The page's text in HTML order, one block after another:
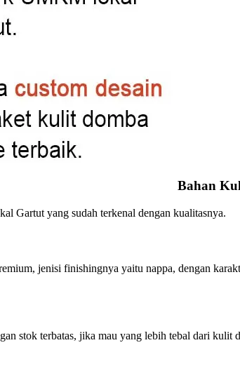
Bahan
Gartut yang sudah terkenal dengan kualitasnya.
jenisi finishingnya yaitu nappa, dengan
stok terbatas, jika mau yang lebih tebal dari